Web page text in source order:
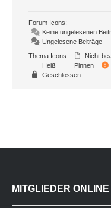
Forum Icons:
Keine ungelesenen
Ungelesene Beiträge
Thema Icons:
Nicht
Heiß
Pinnen
Geschlossen
MITGLIEDER ONLINE